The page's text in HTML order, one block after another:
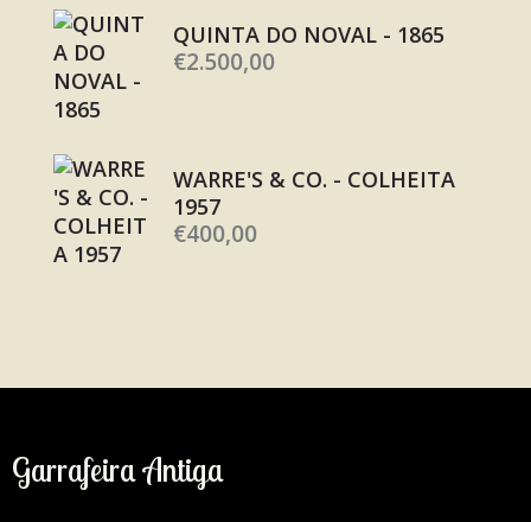
QUINTA DO NOVAL - 1865
€2.500,00
WARRE'S & CO. - COLHEITA
1957
€400,00
Garrafeira Antiga